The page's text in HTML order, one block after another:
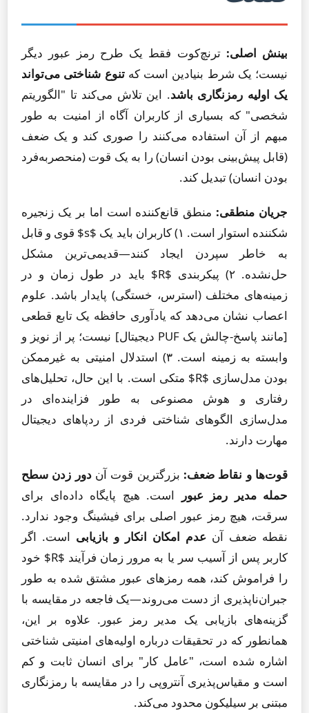
بینش اصلی: ترنچ‌کوت فقط یک طرح رمز عبور دیگر
نیست؛ یک شرط بنیادین است کهتنوع شناختی می‌تواند
یک اولیه رمزنگاری باشد. این تلاش می‌کند تا "الگوریتم
شخصی" که بسیاری از کاربران آگاه از امنیت به طور
مبهم از آن استفاده می‌کنند را صوری کند و یک ضعف
(قابل پیش‌بینی بودن انسان) را به یک قوت (منحصربه‌فرد
بودن انسان) تبدیل کند.
جریان منطقی: منطق قانع‌کننده است اما بر یک زنجیره
شکننده استوار است. ۱) کاربران باید یک $s$ قوی و قابل
به خاطر سپردن ایجاد کنند—قدیمی‌ترین مشکل
حل‌نشده. ۲) پیکربندی $R$ باید در طول زمان و در
زمینه‌های مختلف (استرس، خستگی) پایدار باشد. علوم
اعصاب نشان می‌دهد که یادآوری حافظه یک تابع قطعی
[مانند پاسخ-چالش یک PUF دیجیتال] نیست؛ پر از نویز و
وابسته به زمینه است. ۳) استدلال امنیتی به غیرممکن
بودن مدل‌سازی $R$ متکی است. با این حال، تحلیل‌های
رفتاری و هوش مصنوعی به طور فزاینده‌ای در
مدل‌سازی الگوهای شناختی فردی از ردپاهای دیجیتال
مهارت دارند.
قوت‌ها و نقاط ضعف: بزرگترین قوت آندور زدن سطح
حمله مدیر رمز عبور
است. هیچ پایگاه داده‌ای برای
سرقت، هیچ رمز عبور اصلی برای فیشینگ وجود ندارد.
نقطه ضعف آن عدم امکان انکار و بازیابی است. اگر
کاربر پس از آسیب سر یا به مرور زمان فرآیند $R$ خود
را فراموش کند، همه رمزهای عبور مشتق شده به طور
جبران‌ناپذیری از دست می‌روند—یک فاجعه در مقایسه با
گزینه‌های بازیابی یک مدیر رمز عبور. علاوه بر این،
همانطور که در تحقیقات درباره اولیه‌های امنیتی شناختی
اشاره شده است، "عامل کار" برای انسان ثابت و کم
است و مقیاس‌پذیری آنتروپی را در مقایسه با رمزنگاری
مبتنی بر سیلیکون محدود می‌کند.